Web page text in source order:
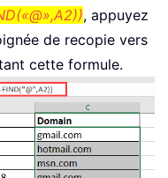
, appuyez
de recopie vers
cette formule.